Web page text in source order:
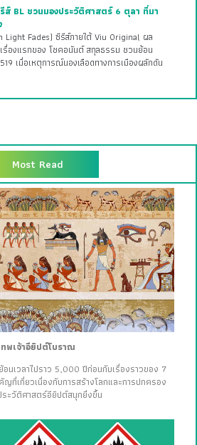
ส์ BL ชวนมองประวัติศาสตร์ 6 ตุลา ที่มา
Light Fades) ซีรีส์ภายใต้ Viu Original ผล
รื่องแรกของ โชคอนันต์ สกุลธรรม ชวนย้อน
เมื่อเหตุการณ์นองเลือดทางการเมืองผลักดัน
Most Read
พเจ้าอียิปต์โบราณ
นเวลาไปราว 5,000 ปีก่อนกับเรื่องราวของ 7
ที่เกี่ยวเนื่องกับการสร้างโลกและการปกครอง
ระวัติศาสตร์อียิปต์สนุกยิ่งขึ้น